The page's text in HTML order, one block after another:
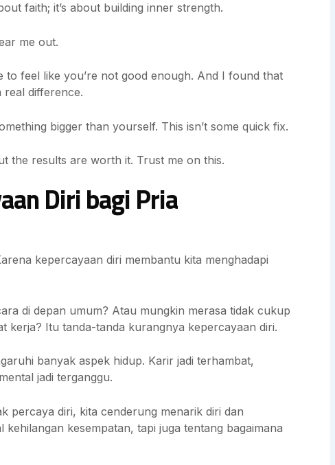
faith; it’s about building inner strength.
me out.
to feel like you’re not good enough. And I found that
real difference.
bigger than yourself. This isn’t some quick fix.
the results are worth it. Trust me on this.
Diri bagi Pria
kepercayaan diri membantu kita menghadapi
di depan umum? Atau mungkin merasa tidak cukup
kerja? Itu tanda-tanda kurangnya kepercayaan diri.
banyak aspek hidup. Karir jadi terhambat,
jadi terganggu.
percaya diri, kita cenderung menarik diri dan
kesempatan, tapi juga tentang bagaimana